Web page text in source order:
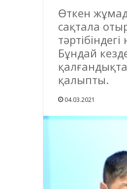
Өткен
сақтала
Бұндай
қалыпты.
04.03.2021